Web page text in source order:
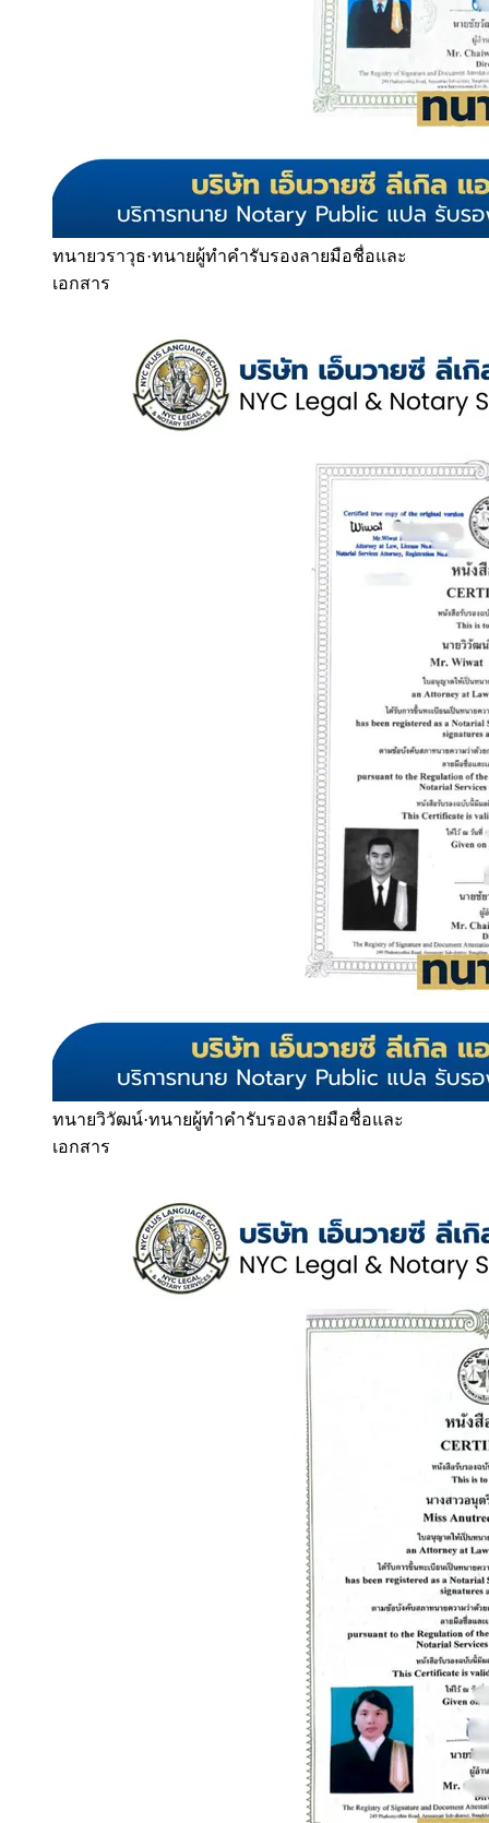
ทนายวราวุธ·ทนายผู้ทำคำรับรองลายมือชื่อและ
เอกสาร
ทนายวิวัฒน์·ทนายผู้ทำคำรับรองลายมือชื่อและ
เอกสาร